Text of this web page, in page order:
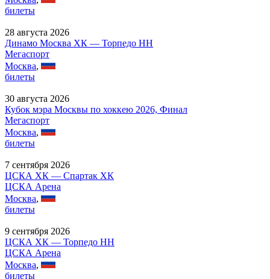
билеты
28 августа 2026
Динамо Москва ХК — Торпедо НН
Мегаспорт
Москва,
билеты
30 августа 2026
Кубок мэра Москвы по хоккею 2026, Финал
Мегаспорт
Москва,
билеты
7 сентября 2026
ЦСКА ХК — Спартак ХК
ЦСКА Арена
Москва,
билеты
9 сентября 2026
ЦСКА ХК — Торпедо НН
ЦСКА Арена
Москва,
билеты